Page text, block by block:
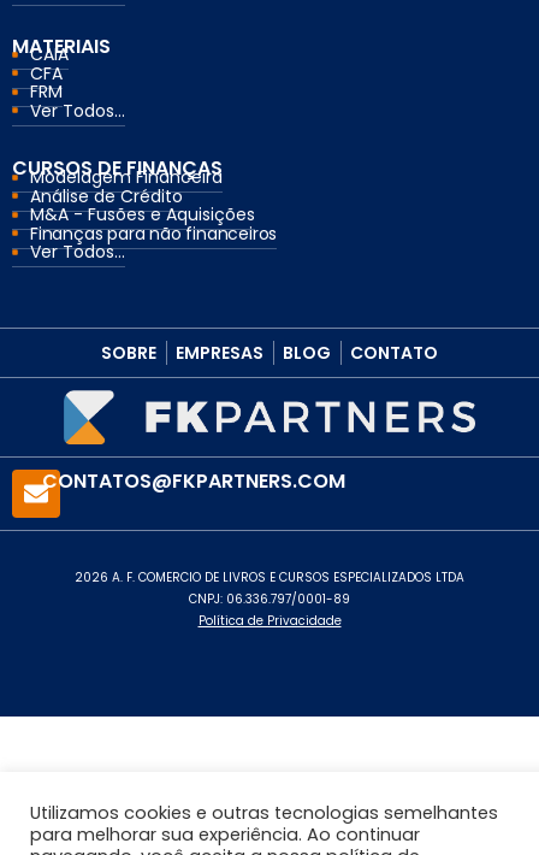
MATERIAIS
CAIA
CFA
FRM
Ver Todos...
CURSOS DE FINANÇAS
Modelagem Financeira
Análise de Crédito
M&A - Fusões e Aquisições
Finanças para não financeiros
Ver Todos...
SOBRE EMPRESAS BLOG CONTATO
CONTATOS@FKPARTNERS.COM
2026 A. F. COMERCIO DE LIVROS E CURSOS ESPECIALIZADOS LTDA
CNPJ: 06.336.797/0001-89
Política de Privacidade
Utilizamos cookies e outras tecnologias semelhantes
para melhorar sua experiência. Ao continuar